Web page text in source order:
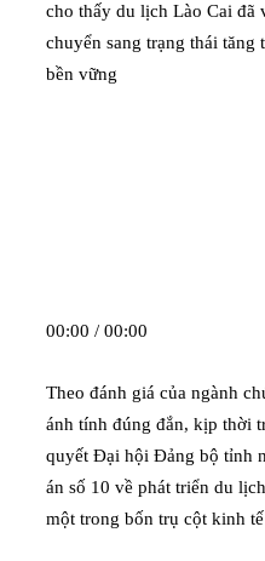
cho thấy du lịch Lào Cai đã
chuyển sang trạng thái
bền vững
00:00 / 00:00
Theo đánh giá của ngành
ánh tính đúng đắn, kịp thời
quyết Đại hội Đảng bộ tỉnh
án số 10 về phát triển du
một trong bốn trụ cột kinh